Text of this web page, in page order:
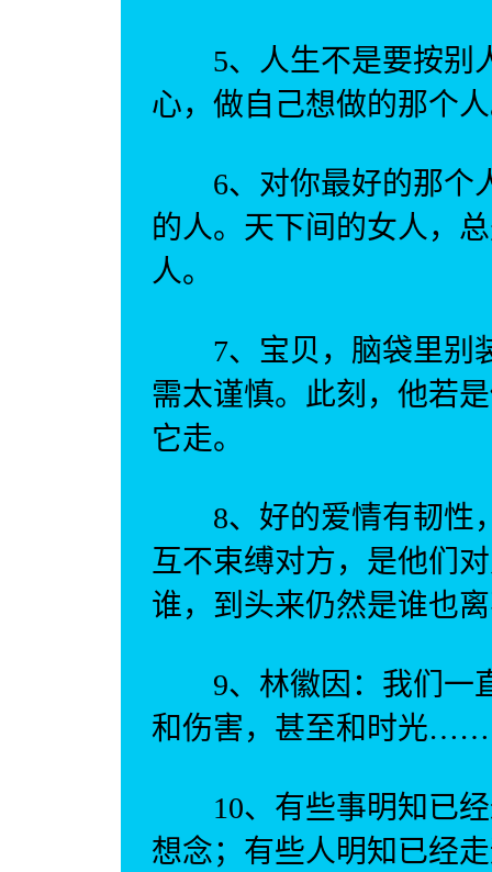
5、人生不是要按别
心，做自己想做的那个
6、对你最好的那个
的人。天下间的女人，
人。
7、宝贝，脑袋里别
需太谨慎。此刻，他若
它走。
8、好的爱情有韧性
互不束缚对方，是他们
谁，到头来仍然是谁也
9、林徽因：我们一
和伤害，甚至和时光……
10、有些事明知已经
想念；有些人明知已经